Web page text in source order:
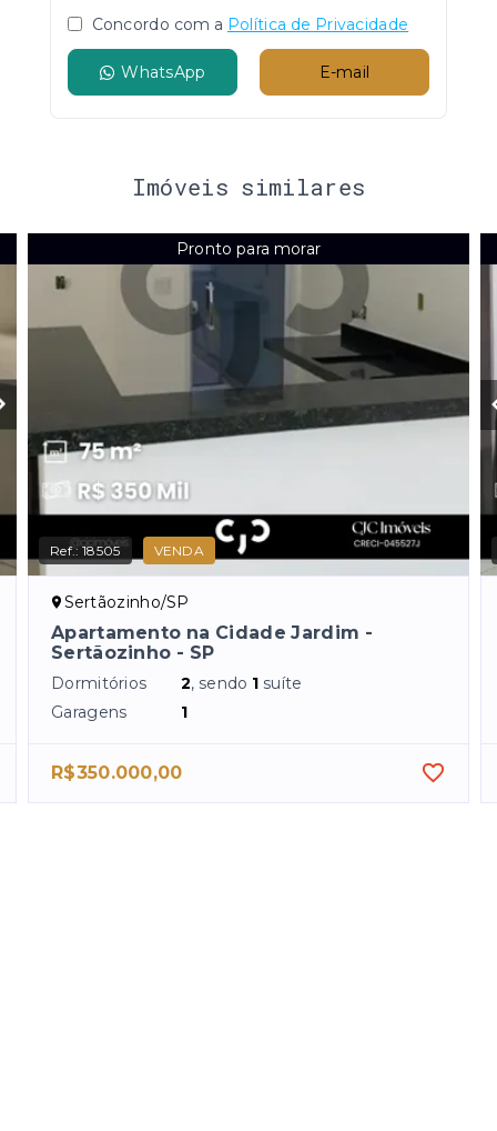
Concordo com a Política de Privacidade
WhatsApp E-mail
Imóveis similares
Pronto para morar
Ref.:18505 VENDA
Sertãozinho/SP
Apartamento na Cidade Jardim -
Sertãozinho - SP
Dormitórios 2, sendo 1 suíte
Garagens
1
R$350.000,00